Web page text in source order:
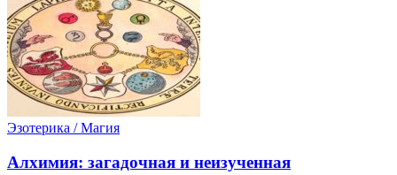
Эзотерика / Магия
Алхимия: загадочная и неизученная